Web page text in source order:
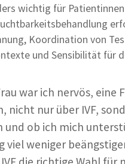
wichtig für
Koordination von
und Sensibilität für
war ich nervös,
nicht nur über IVF,
und ob ich mich
viel weniger